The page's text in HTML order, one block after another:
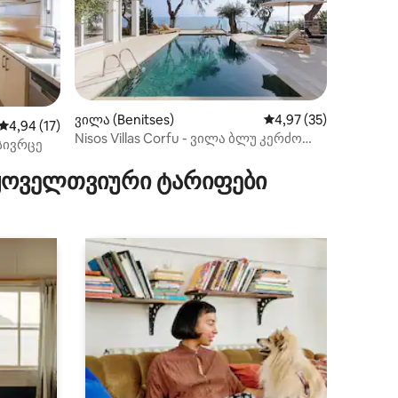
შეფასებაა 5‑დან 4,94, 17 მიმოხილვა
4,94 (17)
ვილა (Benitses) საშუალო შეფასებაა
4,97 (35)
Nisos Villas Corfu - ვილა ბლუ კერძო
ტარიფები